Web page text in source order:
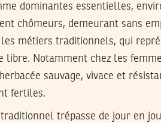
dominantes essentielles,
chômeurs, demeurant sans
les métiers traditionnels, qui
libre. Notamment chez les
sauvage, vivace et
fertiles.
traditionnel trépasse de jour en